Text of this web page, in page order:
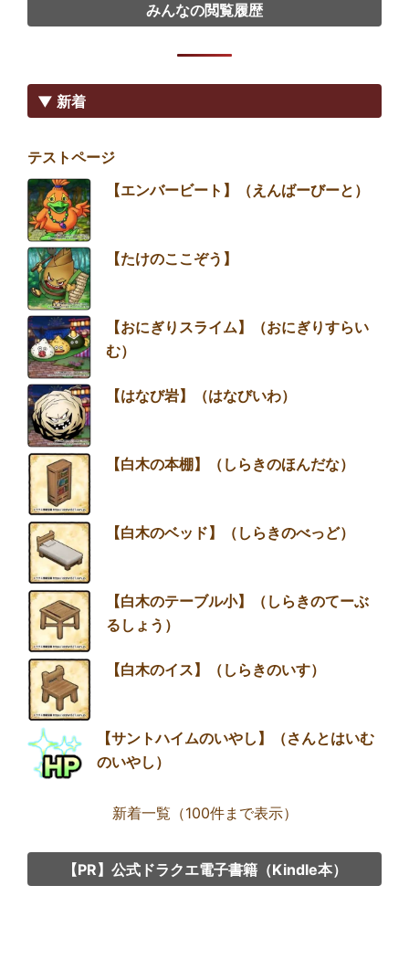
みんなの閲覧履歴
▼ 新着
テストページ
【エンバービート】（えんばーびーと）
【たけのここぞう】
【おにぎりスライム】（おにぎりすらい
む）
【はなび岩】（はなびいわ）
【白木の本棚】（しらきのほんだな）
【白木のベッド】（しらきのべっど）
【白木のテーブル小】（しらきのてーぶ
るしょう）
【白木のイス】（しらきのいす）
【サントハイムのいやし】（さんとはいむ
のいやし）
新着一覧（100件まで表示）
【PR】公式ドラクエ電子書籍（Kindle本）